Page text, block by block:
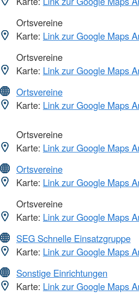
Ortsvereine
Karte: Link zur Google Maps
Ortsvereine
Karte: Link zur Google Maps
Ortsvereine
Karte: Link zur Google Maps
Ortsvereine
Karte: Link zur Google Maps
Ortsvereine
Karte: Link zur Google Maps
Ortsvereine
Karte: Link zur Google Maps
SEG Schnelle Einsatzgruppe
Karte: Link zur Google Maps
Sonstige Einrichtungen
Karte: Link zur Google Maps